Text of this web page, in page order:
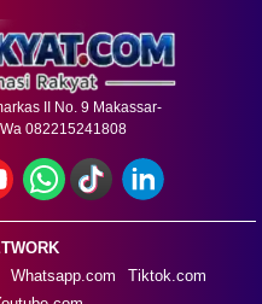
II No. 9 Makassar-
082215241808
Whatsapp.com
Tiktok.com